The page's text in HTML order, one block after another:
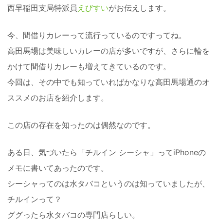
西早稲田支局特派員 えびすいがお伝えします。
今、間借りカレーって流行っているのですってね。
高田馬場は美味しいカレーの店が多いですが、さらに輪を
かけて間借りカレーも増えてきているのです。
今回は、その中でも知っていればかなりな高田馬場通のオ
ススメのお店を紹介します。
この店の存在を知ったのは偶然なのです。
ある日、気づいたら「チルイン シーシャ」ってiPhoneの
メモに書いてあったのです。
シーシャってのは水タバコというのは知っていましたが、
チルインって？
ググったら水タバコの専門店らしい。